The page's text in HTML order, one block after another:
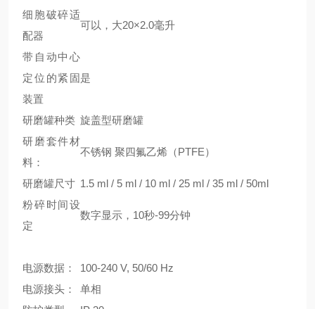
细胞破碎适
配器
可以，大20×2.0毫升
带自动中心
定位的紧固
装置
是
研磨罐种类 旋盖型研磨罐
研磨套件材
料：
不锈钢 聚四氟乙烯（PTFE）
研磨罐尺寸 1.5 ml / 5 ml / 10 ml / 25 ml / 35 ml / 50ml
粉碎时间设
定
数字显示，10秒-99分钟
电源数据：
100-240 V, 50/60 Hz
电源接头：
单相